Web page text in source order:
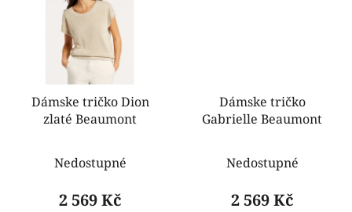
Dámske tričko Dion
zlaté Beaumont
Nedostupné
2 569 Kč
Dámske tričko
Gabrielle Beaumont
Nedostupné
2 569 Kč